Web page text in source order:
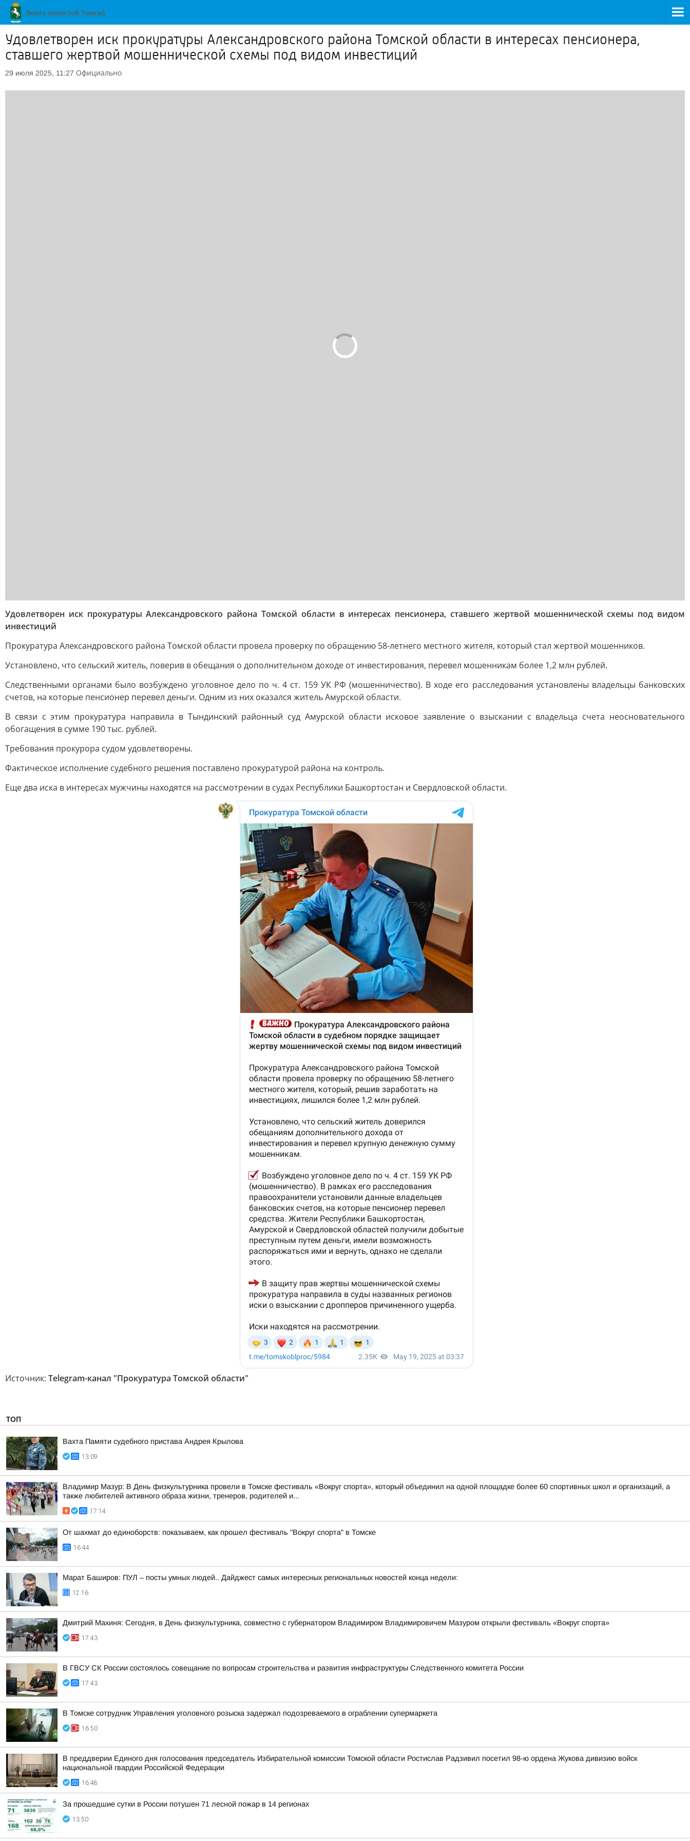
Удовлетворен иск прокуратуры Александровского района Томской области в интересах пенсионера,
ставшего жертвой мошеннической схемы под видом инвестиций
29 июля 2025, 11:27 Официально
Удовлетворен иск прокуратуры Александровского района Томской области в интересах пенсионера, ставшего жертвой мошеннической схемы под видом
инвестиций
Прокуратура Александровского района Томской области провела проверку по обращению 58-летнего местного жителя, который стал жертвой мошенников.
Установлено, что сельский житель, поверив в обещания о дополнительном доходе от инвестирования, перевел мошенникам более 1,2 млн рублей.
Следственными органами было возбуждено уголовное дело по ч. 4 ст. 159 УК РФ (мошенничество). В ходе его расследования установлены владельцы банковских
счетов, на которые пенсионер перевел деньги. Одним из них оказался житель Амурской области.
В связи с этим прокуратура направила в Тындинский районный суд Амурской области исковое заявление о взыскании с владельца счета неосновательного
обогащения в сумме 190 тыс. рублей.
Требования прокурора судом удовлетворены.
Фактическое исполнение судебного решения поставлено прокуратурой района на контроль.
Еще два иска в интересах мужчины находятся на рассмотрении в судах Республики Башкортостан и Свердловской области.
Источник: Telegram-канал "Прокуратура Томской области"
ТОП
Вахта Памяти судебного пристава Андрея Крылова
13:09
Владимир Мазур: В День физкультурника провели в Томске фестиваль «Вокруг спорта», который объединил на одной площадке более 60 спортивных школ и организаций, а
также любителей активного образа жизни, тренеров, родителей и...
17:14
От шахмат до единоборств: показываем, как прошел фестиваль "Вокруг спорта" в Томске
16:44
Марат Баширов: ПУЛ – посты умных людей.. Дайджест самых интересных региональных новостей конца недели:
12:16
Дмитрий Махиня: Сегодня, в День физкультурника, совместно с губернатором Владимиром Владимировичем Мазуром открыли фестиваль «Вокруг спорта»
17:43
В ГВСУ СК России состоялось совещание по вопросам строительства и развития инфраструктуры Следственного комитета России
17:43
В Томске сотрудник Управления уголовного розыска задержал подозреваемого в ограблении супермаркета
16:50
В преддверии Единого дня голосования председатель Избирательной комиссии Томской области Ростислав Радзивил посетил 98-ю ордена Жукова дивизию войск
национальной гвардии Российской Федерации
16:48
За прошедшие сутки в России потушен 71 лесной пожар в 14 регионах
13:50